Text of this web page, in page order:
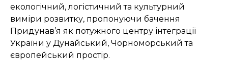
екологічний, логістичний та культурний
виміри розвитку, пропонуючи бачення
Придунав’я як потужного центру інтеграції
України у Дунайський, Чорноморський та
європейський простір.